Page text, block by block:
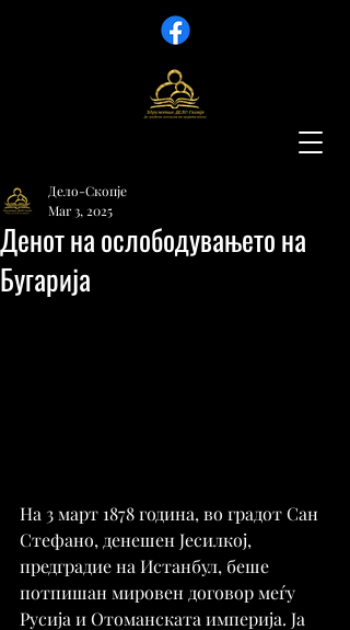
Денот на ослободувањето на
Бугарија
Дело-Скопје
Mar 3, 2025
На 3 март 1878 година, во градот Сан
Стефано, денешен Јесилкој,
предградие на Истанбул, беше
потпишан мировен договор меѓу
Русија и Отоманската империја. Ја